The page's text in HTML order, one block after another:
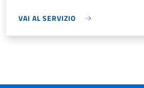
VAI AL SERVIZIO